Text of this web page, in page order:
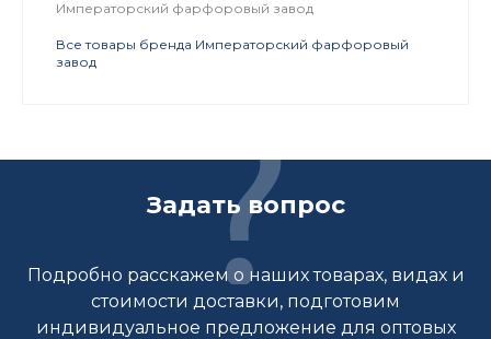
Императорский фарфоровый завод
Все товары бренда Императорский фарфоровый
завод
Задать вопрос
Подробно расскажем о наших товарах, видах и
стоимости доставки, подготовим
индивидуальное предложение для оптовых